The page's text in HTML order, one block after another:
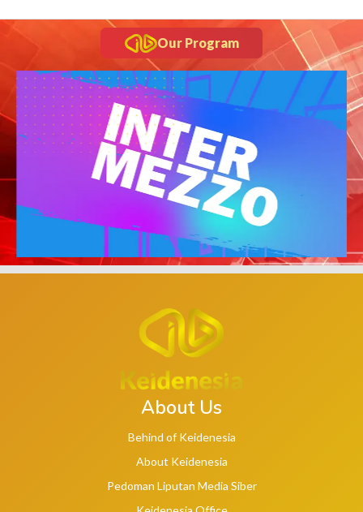
Our Program
About Us
Behind of Keidenesia
About Keidenesia
Pedoman Liputan Media Siber